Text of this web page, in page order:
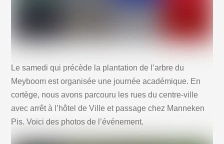
Le samedi qui précède la plantation de l’arbre du
Meyboom est organisée une journée académique. En
cortège, nous avons parcouru les rues du centre-ville
avec arrêt à l’hôtel de Ville et passage chez Manneken
Pis. Voici des photos de l’événement.